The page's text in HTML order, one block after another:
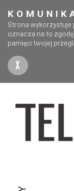
Strona wykorzystuje
oznacza na to
pamięci twojej
X